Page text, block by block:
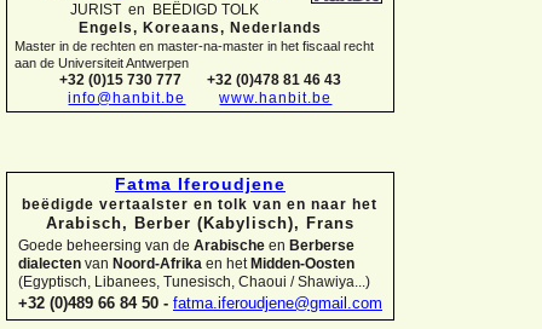
JURIST en BEËDIGD TOLK
Engels, Koreaans, Nederlands
Master in de rechten en master-na-master in het fiscaal recht
aan de Universiteit Antwerpen
+32 (0)15 730 777
+32 (0)478 81 46 43
info@hanbit.be
www.hanbit.be
Fatma Iferoudjene
beëdigde vertaalster en tolk van en naar het
Arabisch, Berber (Kabylisch), Frans
Goede beheersing van de Arabische en Berberse
dialecten van Noord-Afrika en hetMidden-Oosten
(Egyptisch, Libanees, Tunesisch, Chaoui / Shawiya...)
+32 (0)489 66 84 50 - fatma.iferoudjene@gmail.com